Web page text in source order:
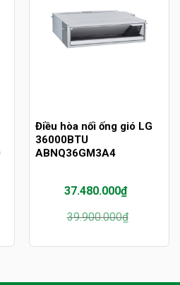
Điều hòa nối ống gió LG
36000BTU
ABNQ36GM3A4
39.900.000₫
Giá
gốc
39.900.000₫.
37.480.000₫
Giá
hiện
là: